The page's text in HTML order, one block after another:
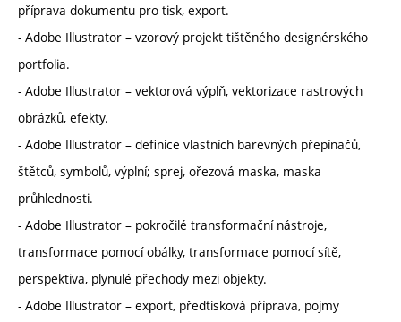
příprava dokumentu pro tisk, export.
- Adobe Illustrator – vzorový projekt tištěného designérského
portfolia.
- Adobe Illustrator – vektorová výplň, vektorizace rastrových
obrázků, efekty.
- Adobe Illustrator – definice vlastních barevných přepínačů,
štětců, symbolů, výplní; sprej, ořezová maska, maska
průhlednosti.
- Adobe Illustrator – pokročilé transformační nástroje,
transformace pomocí obálky, transformace pomocí sítě,
perspektiva, plynulé přechody mezi objekty.
- Adobe Illustrator – export, předtisková příprava, pojmy